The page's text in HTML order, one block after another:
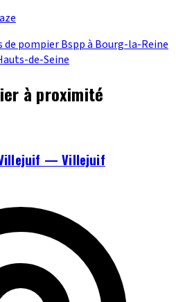
de pompier Bspp à Bourg-la-Reine
de-Seine
à proximité
— Villejuif